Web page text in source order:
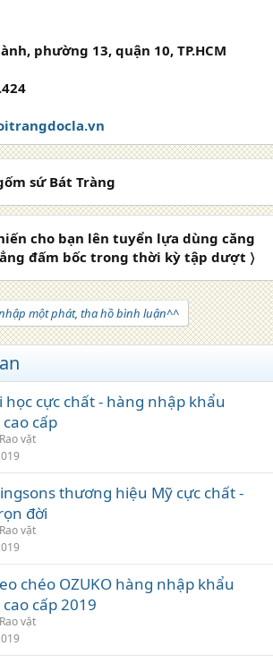
phường 13, quận 10, TP.HCM
sứ Bát Tràng
cho bạn lên tuyển lựa dùng căng
đấm bốc trong thời kỳ tập dượt 〉
một phát, tha hồ bình luận^^
học cực chất - hàng nhập khẩu
cấp
Rao vặt
thương hiệu Mỹ cực chất -
đời
Rao vặt
chéo OZUKO hàng nhập khẩu
cấp 2019
Rao vặt